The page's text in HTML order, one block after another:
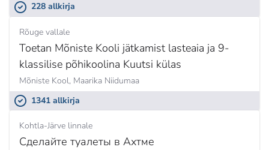
228 allkirja
Rõuge vallale
Toetan Mõniste Kooli jätkamist lasteaia ja 9-
klassilise põhikoolina Kuutsi külas
Mõniste Kool, Maarika Niidumaa
1341 allkirja
Kohtla-Järve linnale
Сделайте туалеты в Ахтме